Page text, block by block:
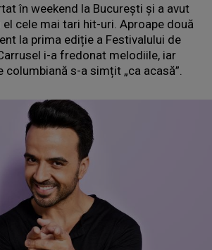
în weekend la București și a avut
cele mai tari hit-uri. Aproape două
la prima ediție a Festivalului de
i-a fredonat melodiile, iar
s-a simțit „ca acasă”.